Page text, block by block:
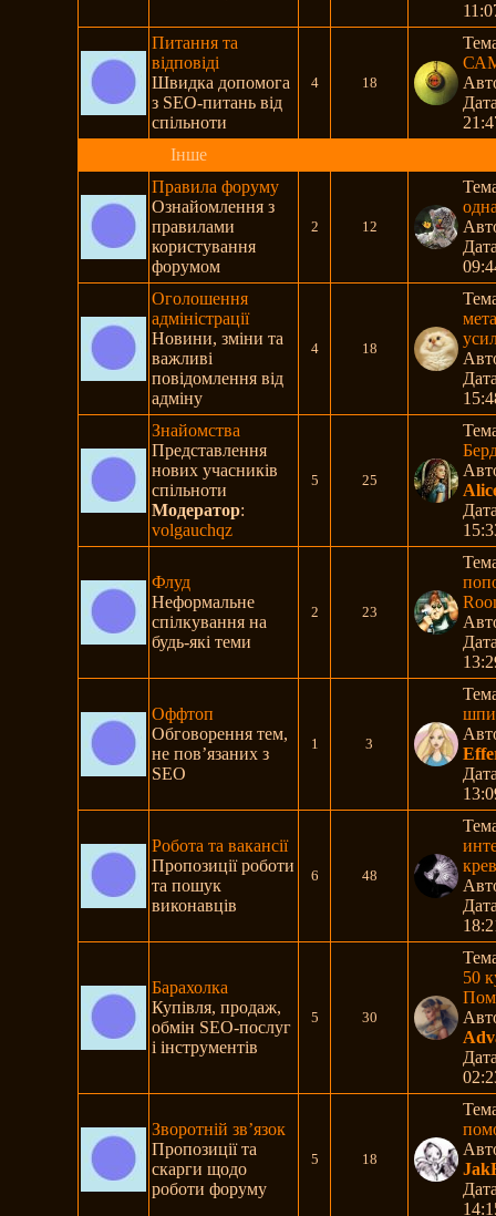
Питання та
відповіді
Швидка допомога
з SEO-питань від
спільноти
4 18
Інше
Правила форуму
Ознайомлення з
правилами
користування
форумом
2 12
Оголошення
адміністрації
Новини, зміни та
важливі
повідомлення від
адміну
4 18
Знайомства
Представлення
нових учасників
спільноти
Модератор:
volgauchqz
5 25
Флуд
Неформальне
спілкування на
будь-які теми
2 23
Оффтоп
Обговорення тем,
не пов’язаних з
SEO
1 3
Робота та вакансії
Пропозиції роботи
та пошук
виконавців
6 48
Барахолка
Купівля, продаж,
обмін SEO-послуг
і інструментів
5 30
50
Зворотній зв’язок
Пропозиції та
скарги щодо
роботи форуму
5 18